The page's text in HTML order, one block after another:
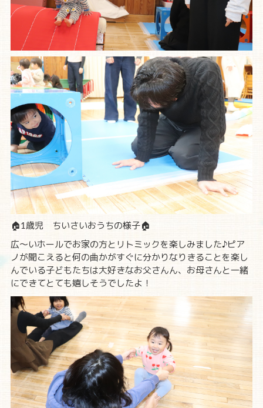
🏠1歳児 ちいさいおうちの様子🏠
広～いホールでお家の方とリトミックを楽しみました♪ピア
ノが聞こえると何の曲かがすぐに分かりなりきることを楽し
んでいる子どもたちは大好きなお父さんん、お母さんと一緒
にできてとても嬉しそうでしたよ！